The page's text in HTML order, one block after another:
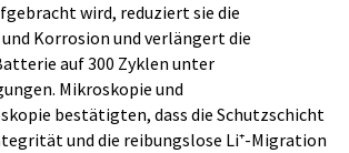
wird, reduziert sie die
Korrosion und verlängert die
auf 300 Zyklen unter
Mikroskopie und
bestätigten, dass die Schutzschicht
und die reibungslose Li⁺-Migration